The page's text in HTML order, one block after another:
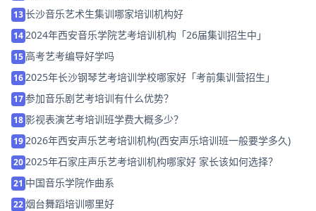
13长沙音乐艺术生集训哪家培训机构好
14 2024年西安音乐学院艺考培训机构「26届集训招生中」
15高考艺考编导好学吗
16 2025年长沙钢琴艺考培训学校哪家好「考前集训营招生」
17参加音乐剧艺考培训有什么优势？
18 影视表演艺考培训班学费大概多少？
19 2026年西安声乐艺考培训机构(西安声乐培训班一般要学多久)
20 2025年石家庄声乐艺考培训机构哪家好 家长该如何选择？
21 中国音乐学院作曲系
22烟台舞蹈培训哪里好